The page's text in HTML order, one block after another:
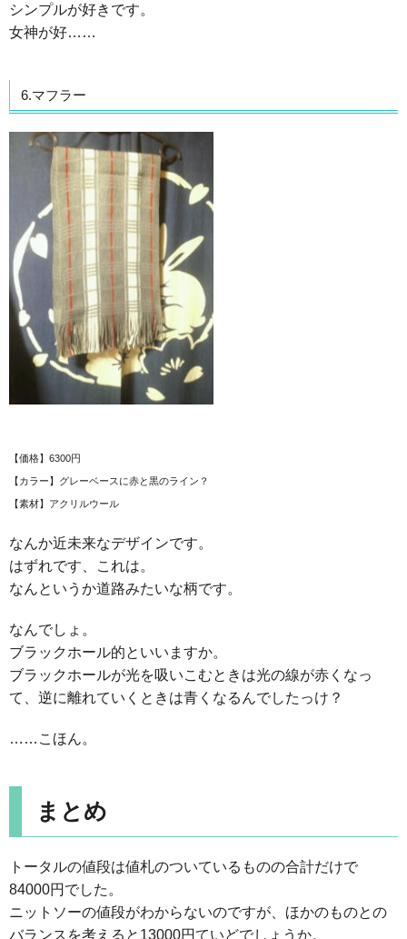
シンプルが好きです。
女神が好……
6.マフラー
【価格】6300円
【カラー】グレーベースに赤と黒のライン？
【素材】アクリルウール
なんか近未来なデザインです。
はずれです、これは。
なんというか道路みたいな柄です。
なんでしょ。
ブラックホール的といいますか。
ブラックホールが光を吸いこむときは光の線が赤くなっ
て、逆に離れていくときは青くなるんでしたっけ？
……こほん。
まとめ
トータルの値段は値札のついているものの合計だけで
84000円でした。
ニットソーの値段がわからないのですが、ほかのものとの
バランスを考えると13000円ていどでしょうか。